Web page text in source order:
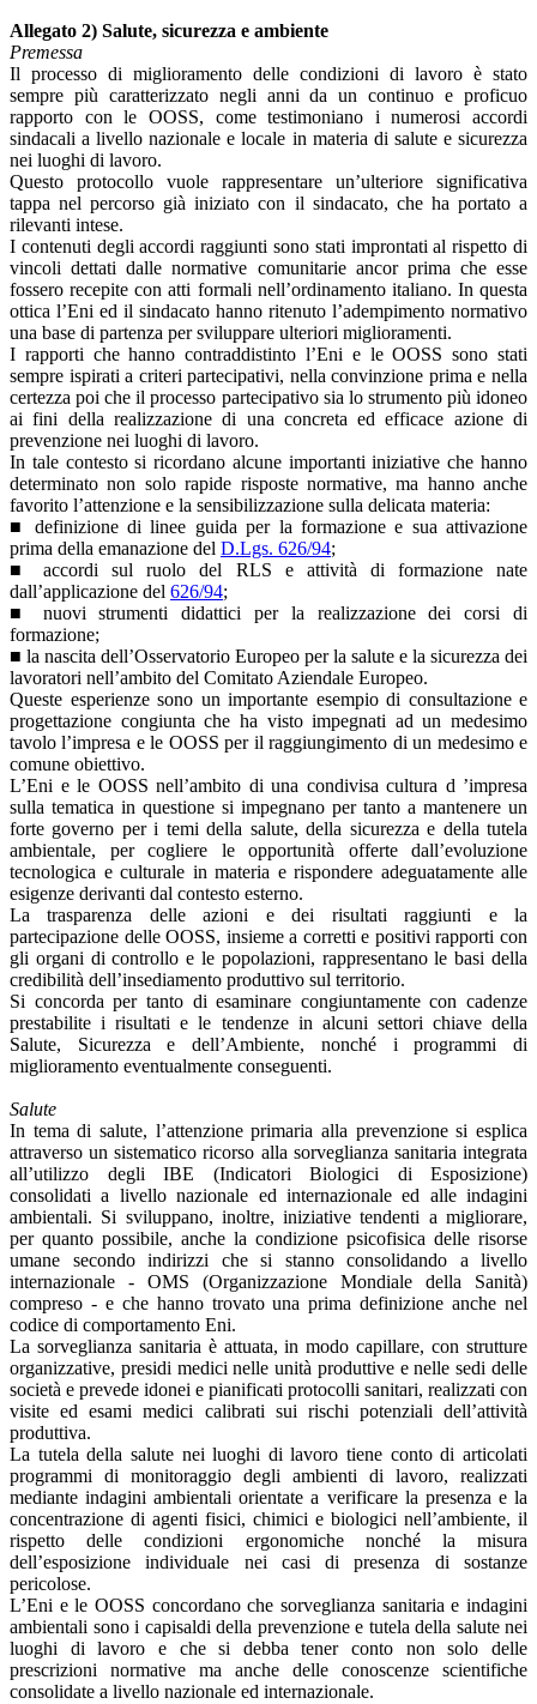
Allegato 2) Salute, sicurezza e ambiente
Premessa
Il processo di miglioramento delle condizioni di lavoro è stato
sempre più caratterizzato negli anni da un continuo e proficuo
rapporto con le OOSS, come testimoniano i numerosi accordi
sindacali a livello nazionale e locale in materia di salute e sicurezza
nei luoghi di lavoro.
Questo protocollo vuole rappresentare un’ulteriore significativa
tappa nel percorso già iniziato con il sindacato, che ha portato a
rilevanti intese.
I contenuti degli accordi raggiunti sono stati improntati al rispetto di
vincoli dettati dalle normative comunitarie ancor prima che esse
fossero recepite con atti formali nell’ordinamento italiano. In questa
ottica l’Eni ed il sindacato hanno ritenuto l’adempimento normativo
una base di partenza per sviluppare ulteriori miglioramenti.
I rapporti che hanno contraddistinto l’Eni e le OOSS sono stati
sempre ispirati a criteri partecipativi, nella convinzione prima e nella
certezza poi che il processo partecipativo sia lo strumento più idoneo
ai fini della realizzazione di una concreta ed efficace azione di
prevenzione nei luoghi di lavoro.
In tale contesto si ricordano alcune importanti iniziative che hanno
determinato non solo rapide risposte normative, ma hanno anche
favorito l’attenzione e la sensibilizzazione sulla delicata materia:
■ definizione di linee guida per la formazione e sua attivazione
prima della emanazione del D.Lgs. 626/94;
■ accordi sul ruolo del RLS e attività di formazione nate
dall’applicazione del 626/94;
■ nuovi strumenti didattici per la realizzazione dei corsi di
formazione;
■ la nascita dell’Osservatorio Europeo per la salute e la sicurezza dei
lavoratori nell’ambito del Comitato Aziendale Europeo.
Queste esperienze sono un importante esempio di consultazione e
progettazione congiunta che ha visto impegnati ad un medesimo
tavolo l’impresa e le OOSS per il raggiungimento di un medesimo e
comune obiettivo.
L’Eni e le OOSS nell’ambito di una condivisa cultura d ’impresa
sulla tematica in questione si impegnano per tanto a mantenere un
forte governo per i temi della salute, della sicurezza e della tutela
ambientale, per cogliere le opportunità offerte dall’evoluzione
tecnologica e culturale in materia e rispondere adeguatamente alle
esigenze derivanti dal contesto esterno.
La trasparenza delle azioni e dei risultati raggiunti e la
partecipazione delle OOSS, insieme a corretti e positivi rapporti con
gli organi di controllo e le popolazioni, rappresentano le basi della
credibilità dell’insediamento produttivo sul territorio.
Si concorda per tanto di esaminare congiuntamente con cadenze
prestabilite i risultati e le tendenze in alcuni settori chiave della
Salute, Sicurezza e dell’Ambiente, nonché i programmi di
miglioramento eventualmente conseguenti.
Salute
In tema di salute, l’attenzione primaria alla prevenzione si esplica
attraverso un sistematico ricorso alla sorveglianza sanitaria integrata
all’utilizzo degli IBE (Indicatori Biologici di Esposizione)
consolidati a livello nazionale ed internazionale ed alle indagini
ambientali. Si sviluppano, inoltre, iniziative tendenti a migliorare,
per quanto possibile, anche la condizione psicofisica delle risorse
umane secondo indirizzi che si stanno consolidando a livello
internazionale - OMS (Organizzazione Mondiale della Sanità)
compreso - e che hanno trovato una prima definizione anche nel
codice di comportamento Eni.
La sorveglianza sanitaria è attuata, in modo capillare, con strutture
organizzative, presidi medici nelle unità produttive e nelle sedi delle
società e prevede idonei e pianificati protocolli sanitari, realizzati con
visite ed esami medici calibrati sui rischi potenziali dell’attività
produttiva.
La tutela della salute nei luoghi di lavoro tiene conto di articolati
programmi di monitoraggio degli ambienti di lavoro, realizzati
mediante indagini ambientali orientate a verificare la presenza e la
concentrazione di agenti fisici, chimici e biologici nell’ambiente, il
rispetto delle condizioni ergonomiche nonché la misura
dell’esposizione individuale nei casi di presenza di sostanze
pericolose.
L’Eni e le OOSS concordano che sorveglianza sanitaria e indagini
ambientali sono i capisaldi della prevenzione e tutela della salute nei
luoghi di lavoro e che si debba tener conto non solo delle
prescrizioni normative ma anche delle conoscenze scientifiche
consolidate a livello nazionale ed internazionale.